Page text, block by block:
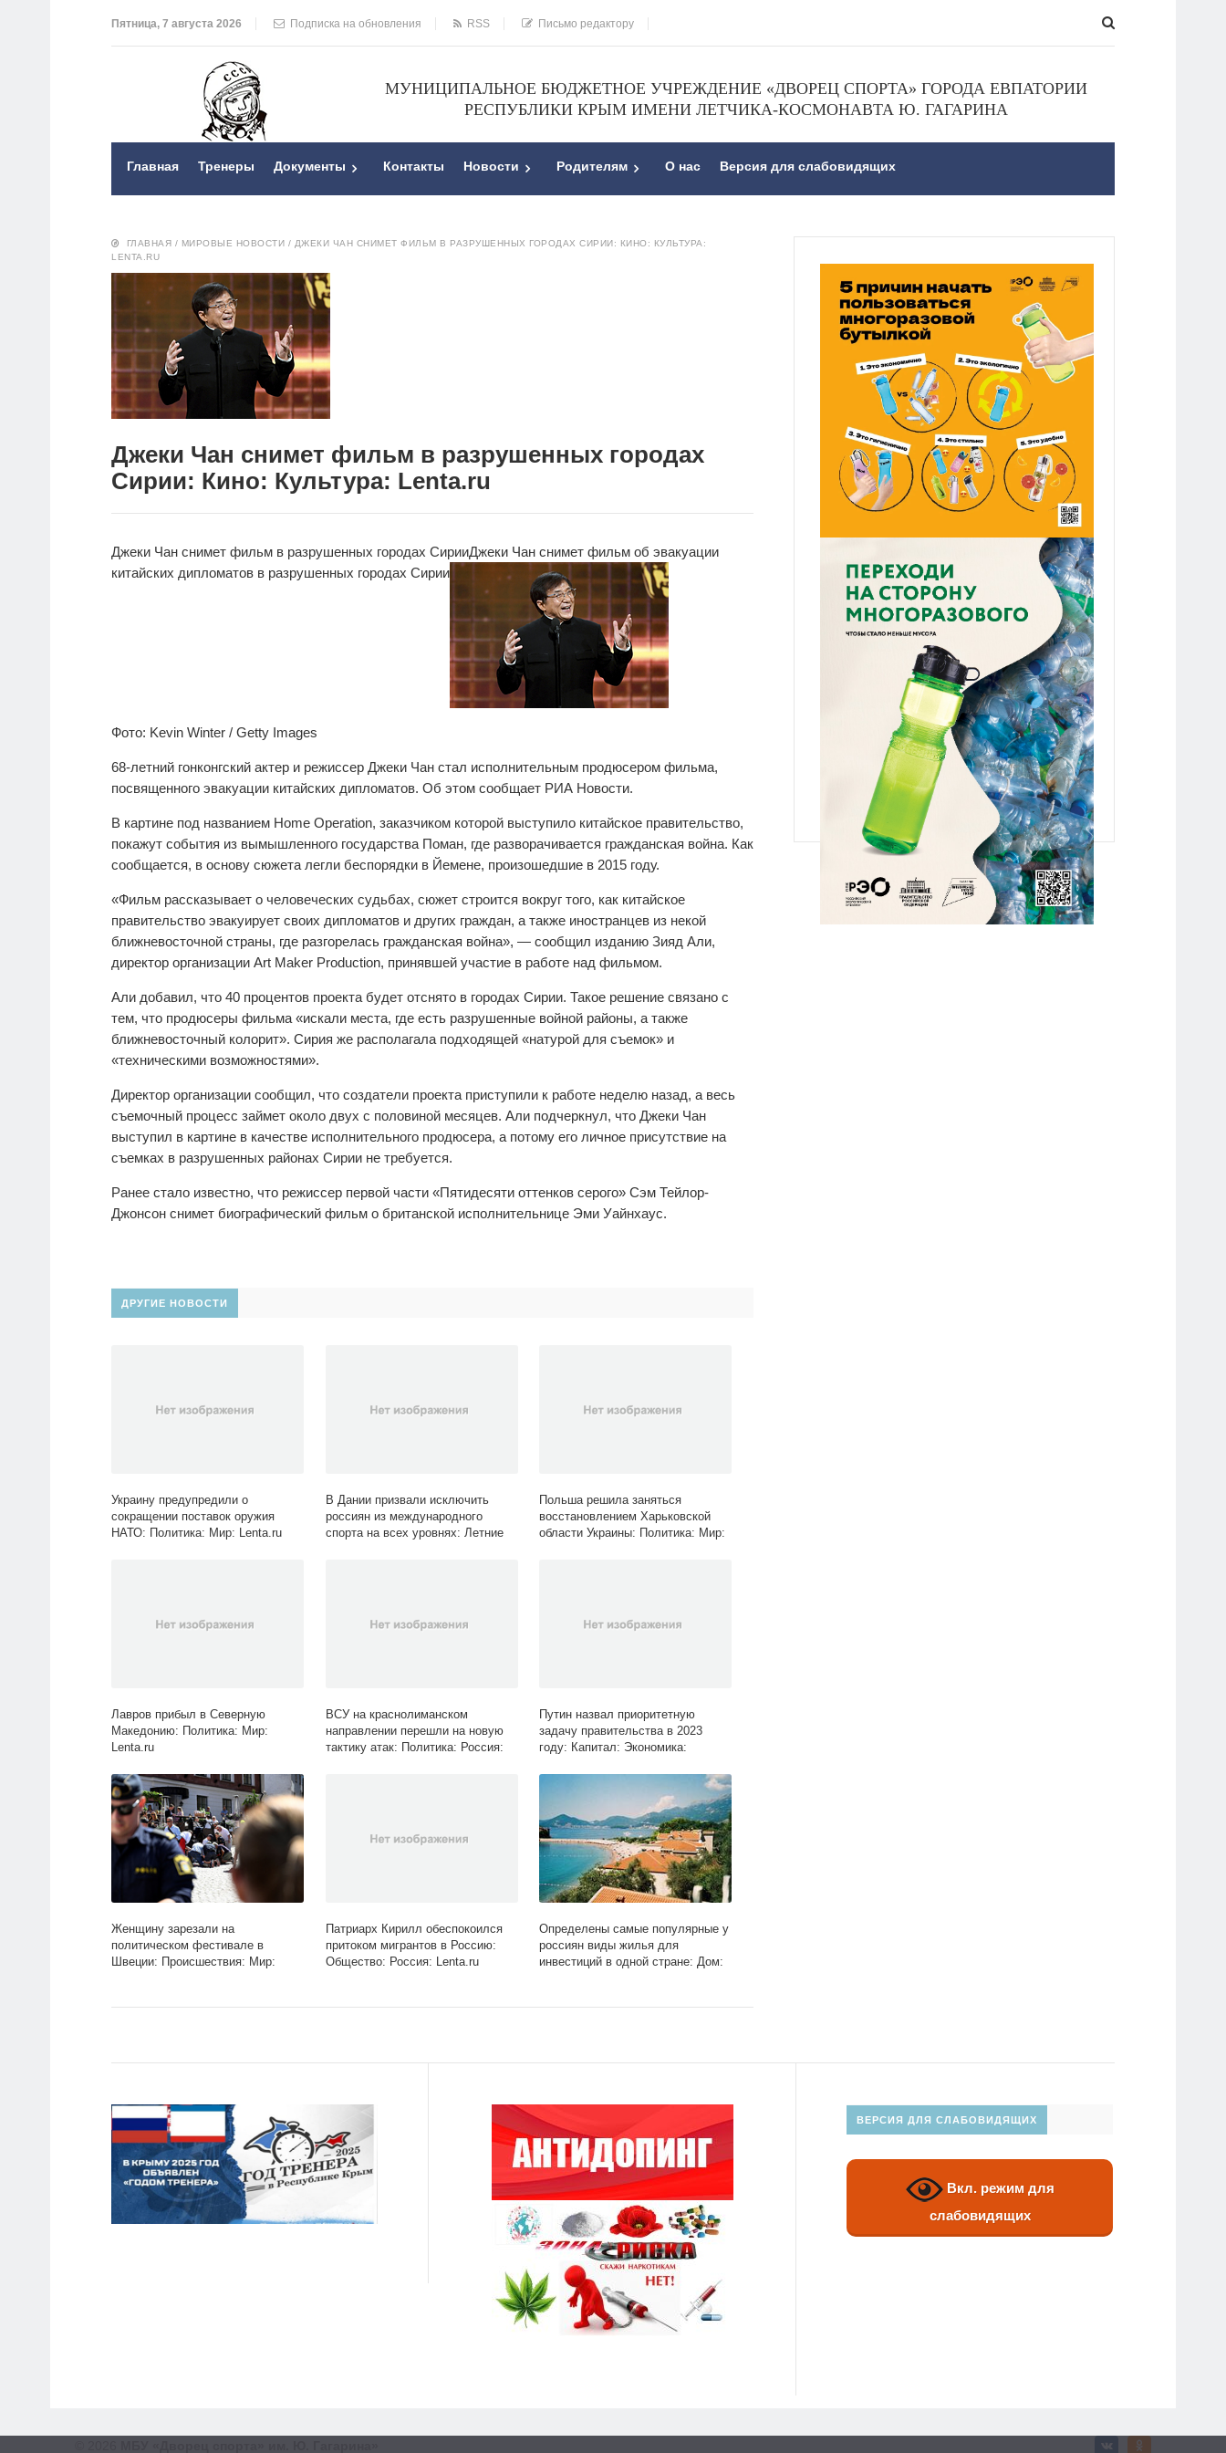
Пятница, 7 августа 2026 Подписка на обновления RSS Письмо редактору
МУНИЦИПАЛЬНОЕ БЮДЖЕТНОЕ УЧРЕЖДЕНИЕ «ДВОРЕЦ СПОРТА» ГОРОДА ЕВПАТОРИИ
РЕСПУБЛИКИ КРЫМ ИМЕНИ ЛЕТЧИКА-КОСМОНАВТА Ю. ГАГАРИНА
Главная Тренеры Документы Контакты Новости Родителям О нас Версия для слабовидящих
ГЛАВНАЯ / МИРОВЫЕ НОВОСТИ / ДЖЕКИ ЧАН СНИМЕТ ФИЛЬМ В РАЗРУШЕННЫХ ГОРОДАХ СИРИИ: КИНО: КУЛЬТУРА:
LENTA.RU
Джеки Чан снимет фильм в разрушенных городах
Сирии: Кино: Культура: Lenta.ru
Джеки Чан снимет фильм в разрушенных городах СирииДжеки Чан снимет фильм об эвакуации
китайских дипломатов в разрушенных городах Сирии
Фото: Kevin Winter / Getty Images
68-летний гонконгский актер и режиссер Джеки Чан стал исполнительным продюсером фильма,
посвященного эвакуации китайских дипломатов. Об этом сообщает РИА Новости.
В картине под названием Home Operation, заказчиком которой выступило китайское правительство,
покажут события из вымышленного государства Поман, где разворачивается гражданская война. Как
сообщается, в основу сюжета легли беспорядки в Йемене, произошедшие в 2015 году.
«Фильм рассказывает о человеческих судьбах, сюжет строится вокруг того, как китайское
правительство эвакуирует своих дипломатов и других граждан, а также иностранцев из некой
ближневосточной страны, где разгорелась гражданская война», — сообщил изданию Зияд Али,
директор организации Art Maker Production, принявшей участие в работе над фильмом.
Али добавил, что 40 процентов проекта будет отснято в городах Сирии. Такое решение связано с
тем, что продюсеры фильма «искали места, где есть разрушенные войной районы, а также
ближневосточный колорит». Сирия же располагала подходящей «натурой для съемок» и
«техническими возможностями».
Директор организации сообщил, что создатели проекта приступили к работе неделю назад, а весь
съемочный процесс займет около двух с половиной месяцев. Али подчеркнул, что Джеки Чан
выступил в картине в качестве исполнительного продюсера, а потому его личное присутствие на
съемках в разрушенных районах Сирии не требуется.
Ранее стало известно, что режиссер первой части «Пятидесяти оттенков серого» Сэм Тейлор-
Джонсон снимет биографический фильм о британской исполнительнице Эми Уайнхаус.
ДРУГИЕ НОВОСТИ
Украину предупредили о
сокращении поставок оружия
НАТО: Политика: Мир: Lenta.ru
В Дании призвали исключить
россиян из международного
спорта на всех уровнях: Летние
Польша решила заняться
восстановлением Харьковской
области Украины: Политика: Мир:
Лавров прибыл в Северную
Македонию: Политика: Мир:
Lenta.ru
ВСУ на краснолиманском
направлении перешли на новую
тактику атак: Политика: Россия:
Путин назвал приоритетную
задачу правительства в 2023
году: Капитал: Экономика:
Женщину зарезали на
политическом фестивале в
Швеции: Происшествия: Мир:
Патриарх Кирилл обеспокоился
притоком мигрантов в Россию:
Общество: Россия: Lenta.ru
Определены самые популярные у
россиян виды жилья для
инвестиций в одной стране: Дом:
ВЕРСИЯ ДЛЯ СЛАБОВИДЯЩИХ
Вкл. режим для
слабовидящих